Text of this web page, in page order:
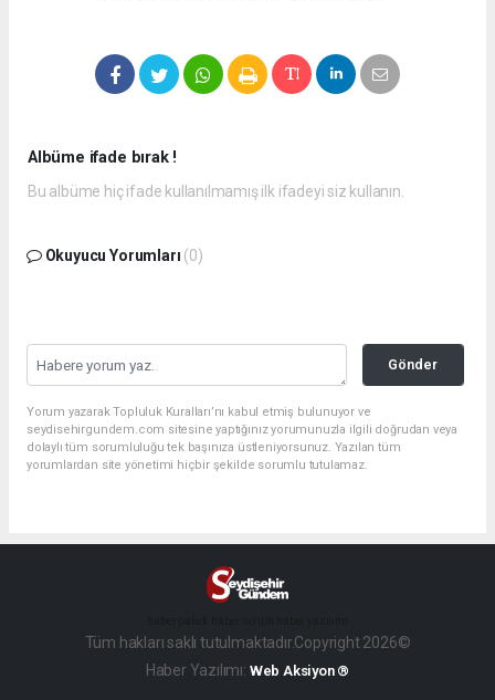
Albüme ifade bırak !
Bu albüme hiç ifade kullanılmamış ilk ifadeyi siz kullanın.
Okuyucu Yorumları (0)
Gönder
Yorum yazarak Topluluk Kuralları’nı kabul etmiş bulunuyor ve
seydisehirgundem.com sitesine yaptığınız yorumunuzla ilgili doğrudan veya
dolaylı tüm sorumluluğu tek başınıza üstleniyorsunuz. Yazılan tüm
yorumlardan site yönetimi hiçbir şekilde sorumlu tutulamaz.
Tüm hakları saklı tutulmaktadır.Copyright 2026©
Haber Yazılımı: Web Aksiyon ®